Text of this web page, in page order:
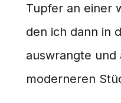
Tupfer an einer
den ich dann in
auswrangte
moderneren